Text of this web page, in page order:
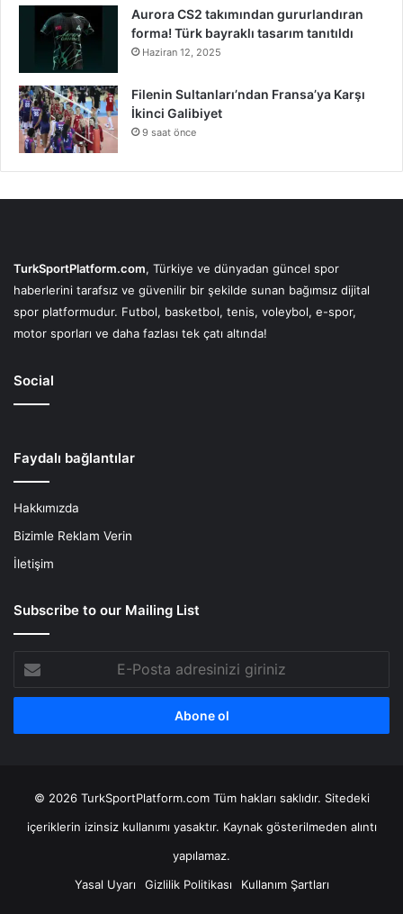
Aurora CS2 takımından gururlandıran
forma! Türk bayraklı tasarım tanıtıldı
Haziran 12, 2025
Filenin Sultanları’ndan Fransa’ya Karşı
İkinci Galibiyet
9 saat önce
TurkSportPlatform.com, Türkiye ve dünyadan güncel spor
haberlerini tarafsız ve güvenilir bir şekilde sunan bağımsız dijital
spor platformudur. Futbol, basketbol, tenis, voleybol, e-spor,
motor sporları ve daha fazlası tek çatı altında!
Social
Faydalı bağlantılar
Hakkımızda
Bizimle Reklam Verin
İletişim
Subscribe to our Mailing List
Posta
adresinizi
© 2026 TurkSportPlatform.com Tüm hakları saklıdır. Sitedeki
içeriklerin izinsiz kullanımı yasaktır. Kaynak gösterilmeden alıntı
yapılamaz.
Yasal Uyarı
Gizlilik Politikası Kullanım Şartları